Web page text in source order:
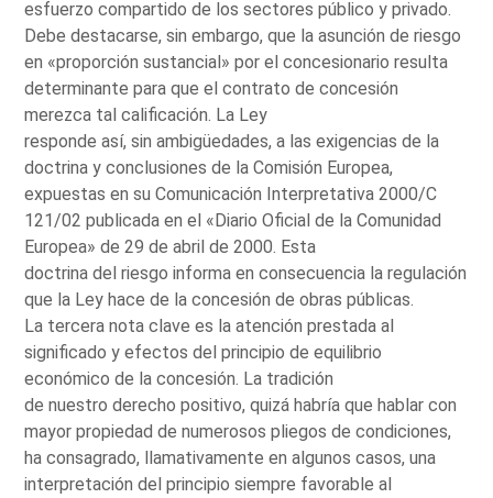
esfuerzo compartido de los sectores público y privado.
Debe destacarse, sin embargo, que la asunción de riesgo
en «proporción sustancial» por el concesionario resulta
determinante para que el contrato de concesión
merezca tal calificación. La Ley
responde así, sin ambigüedades, a las exigencias de la
doctrina y conclusiones de la Comisión Europea,
expuestas en su Comunicación Interpretativa 2000/C
121/02 publicada en el «Diario Oficial de la Comunidad
Europea» de 29 de abril de 2000. Esta
doctrina del riesgo informa en consecuencia la regulación
que la Ley hace de la concesión de obras públicas.
La tercera nota clave es la atención prestada al
significado y efectos del principio de equilibrio
económico de la concesión. La tradición
de nuestro derecho positivo, quizá habría que hablar con
mayor propiedad de numerosos pliegos de condiciones,
ha consagrado, llamativamente en algunos casos, una
interpretación del principio siempre favorable al